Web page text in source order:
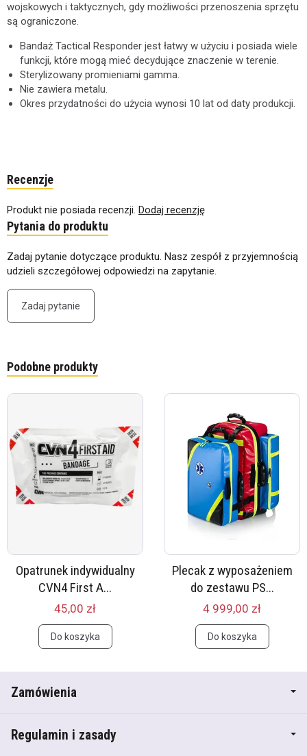
wojskowych i taktycznych, gdy możliwości przenoszenia sprzętu
są ograniczone.
Bandaż Tactical Responder jest łatwy w użyciu i posiada wiele
funkcji, które mogą mieć decydujące znaczenie w terenie.
Sterylizowany promieniami gamma.
Nie zawiera metalu.
Okres przydatności do użycia wynosi 10 lat od daty produkcji.
Recenzje
Produkt nie posiada recenzji. Dodaj recenzję
Pytania do produktu
Zadaj pytanie dotyczące produktu. Nasz zespół z przyjemnością
udzieli szczegółowej odpowiedzi na zapytanie.
Zadaj pytanie
Podobne produkty
Opatrunek indywidualny
CVN4 First A...
45,00 zł
Do koszyka
Plecak z wyposażeniem
do zestawu PS...
4 999,00 zł
Do koszyka
Zamówienia
Regulamin i zasady